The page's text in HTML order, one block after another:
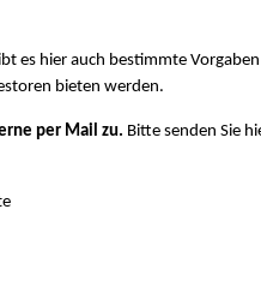
es hier auch bestimmte
bieten werden.
per Mail zu. Bitte senden Sie